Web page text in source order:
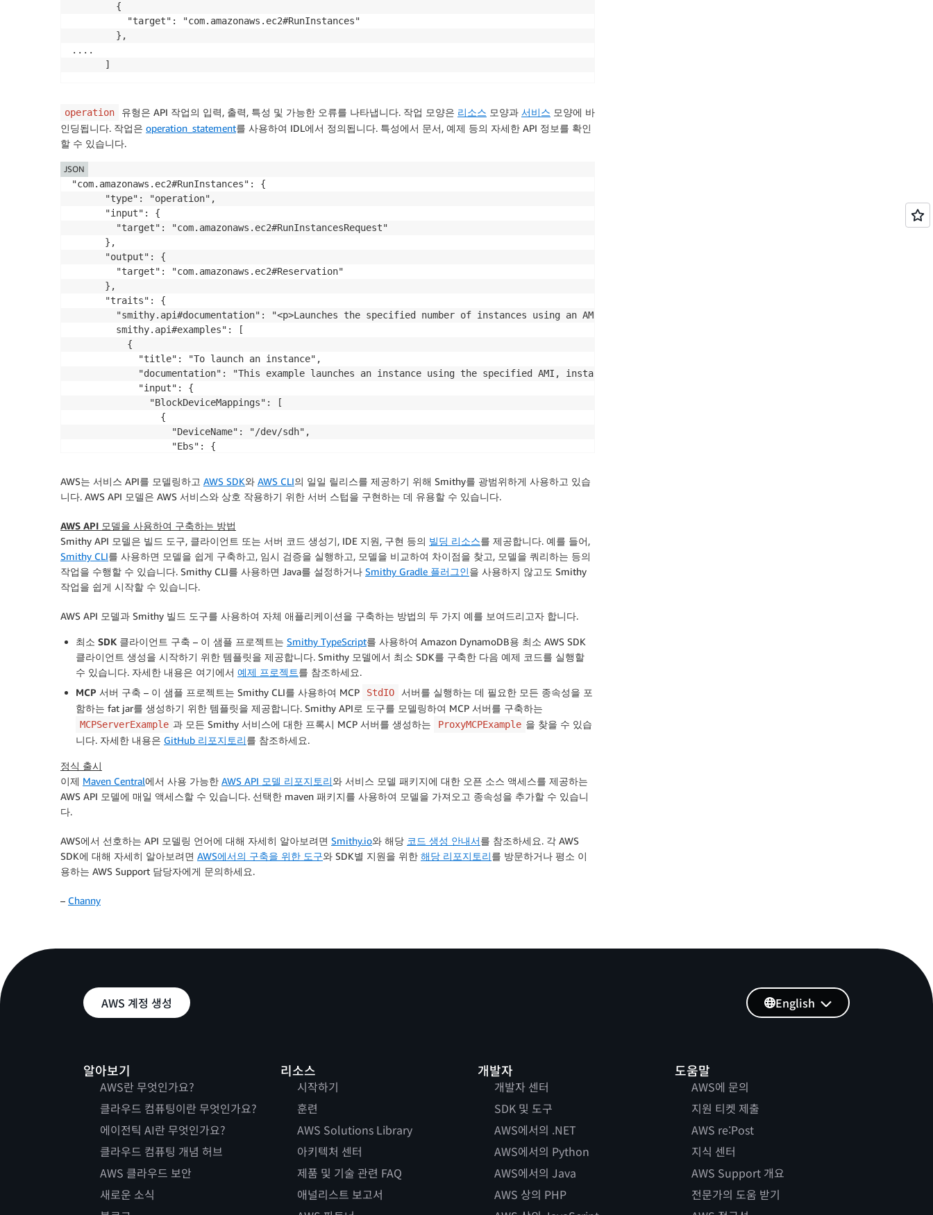
        {
          "target": "com.amazonaws.ec2#RunInstances"
        },
....
	  ]
operation 유형은 API 작업의 입력, 출력, 특성 및 가능한 오류를 나타냅니다. 작업 모양은 리소스 모양과 서비스 모양에 바
인딩됩니다. 작업은 operation_statement를 사용하여 IDL에서 정의됩니다. 특성에서 문서, 예제 등의 자세한 API 정보를 확인
할 수 있습니다.
"com.amazonaws.ec2#RunInstances": {
      "type": "operation",
      "input": {
        "target": "com.amazonaws.ec2#RunInstancesRequest"
      },
      "output": {
        "target": "com.amazonaws.ec2#Reservation"
      },
      "traits": {
        "smithy.api#documentation": "<p>Launches the specified number of instances using an AMI for which you have....",
        smithy.api#examples": [
          {
            "title": "To launch an instance",
"documentation": "This example launches an instance using the specified AMI, instance type, security group, subnet, block device mapping, and
            "input": {
              "BlockDeviceMappings": [
                {
                  "DeviceName": "/dev/sdh",
                  "Ebs": {
                  }
                }
              ],
              "InstanceType": "t2.micro",
              "KeyName": "my-key-pair",
              "MaxCount": 1,
              "MinCount": 1,
              "SecurityGroupIds": [
              ],
              "SubnetId": "subnet-6e7f829e",
              "TagSpecifications": [
                {
                  "ResourceType": "instance",
                  "Tags": [
                    {
                      "Key": "Purpose",
                      "Value": "test"
                  ]
                }
              ]
          }
        ]
      }
JSON
AWS는 서비스 API를 모델링하고 AWS SDK와 AWS CLI의 일일 릴리스를 제공하기 위해 Smithy를 광범위하게 사용하고 있습
니다. AWS API 모델은 AWS 서비스와 상호 작용하기 위한 서버 스텁을 구현하는 데 유용할 수 있습니다.
AWS API 모델을 사용하여 구축하는 방법
Smithy API 모델은 빌드 도구, 클라이언트 또는 서버 코드 생성기, IDE 지원, 구현 등의 빌딩 리소스를 제공합니다. 예를 들어,
Smithy CLI를 사용하면 모델을 쉽게 구축하고, 임시 검증을 실행하고, 모델을 비교하여 차이점을 찾고, 모델을 쿼리하는 등의
작업을 수행할 수 있습니다. Smithy CLI를 사용하면 Java를 설정하거나 Smithy Gradle 플러그인을 사용하지 않고도 Smithy
작업을 쉽게 시작할 수 있습니다.
AWS API 모델과 Smithy 빌드 도구를 사용하여 자체 애플리케이션을 구축하는 방법의 두 가지 예를 보여드리고자 합니다.
최소 SDK 클라이언트 구축 – 이 샘플 프로젝트는 Smithy TypeScript를 사용하여 Amazon DynamoDB용 최소 AWS SDK
클라이언트 생성을 시작하기 위한 템플릿을 제공합니다. Smithy 모델에서 최소 SDK를 구축한 다음 예제 코드를 실행할
수 있습니다. 자세한 내용은 여기에서 예제 프로젝트를 참조하세요.
MCP 서버 구축 – 이 샘플 프로젝트는 Smithy CLI를 사용하여 MCP StdIO
서버를 실행하는 데 필요한 모든 종속성을 포
함하는 fat jar를 생성하기 위한 템플릿을 제공합니다. Smithy API로 도구를 모델링하여 MCP 서버를 구축하는
MCPServerExample 과 모든 Smithy 서비스에 대한 프록시 MCP 서버를 생성하는 ProxyMCPExample 을 찾을 수 있습
니다. 자세한 내용은 GitHub 리포지토리를 참조하세요.
정식 출시
이제 Maven Central에서 사용 가능한 AWS API 모델 리포지토리와 서비스 모델 패키지에 대한 오픈 소스 액세스를 제공하는
AWS API 모델에 매일 액세스할 수 있습니다. 선택한 maven 패키지를 사용하여 모델을 가져오고 종속성을 추가할 수 있습니
다.
AWS에서 선호하는 API 모델링 언어에 대해 자세히 알아보려면 Smithy.io와 해당 코드 생성 안내서를 참조하세요. 각 AWS
SDK에 대해 자세히 알아보려면 AWS에서의 구축을 위한 도구와 SDK별 지원을 위한 해당 리포지토리를 방문하거나 평소 이
용하는 AWS Support 담당자에게 문의하세요.
– Channy
AWS 계정 생성
알아보기
AWS란 무엇인가요?
클라우드 컴퓨팅이란 무엇인가요?
에이전틱 AI란 무엇인가요?
클라우드 컴퓨팅 개념 허브
AWS 클라우드 보안
새로운 소식
리소스
시작하기
훈련
AWS Solutions Library
아키텍처 센터
제품 및 기술 관련 FAQ
애널리스트 보고서
개발자
개발자 센터
SDK 및 도구
AWS에서의 .NET
AWS에서의 Python
AWS에서의 Java
AWS 상의 PHP
도움말
AWS에 문의
지원 티켓 제출
AWS re:Post
지식 센터
AWS Support 개요
전문가의 도움 받기
English